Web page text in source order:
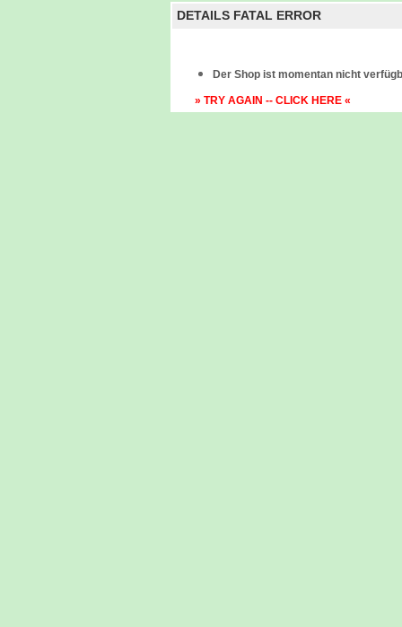
DETAILS FATAL ERROR
Der Shop ist momentan nicht
» TRY AGAIN -- CLICK HERE «